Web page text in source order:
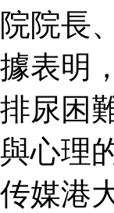
院院長
據表明
排尿困
與心理
传媒港